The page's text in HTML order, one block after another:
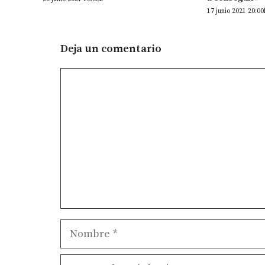
17 junio 2021
Deja un comentario
Nombre